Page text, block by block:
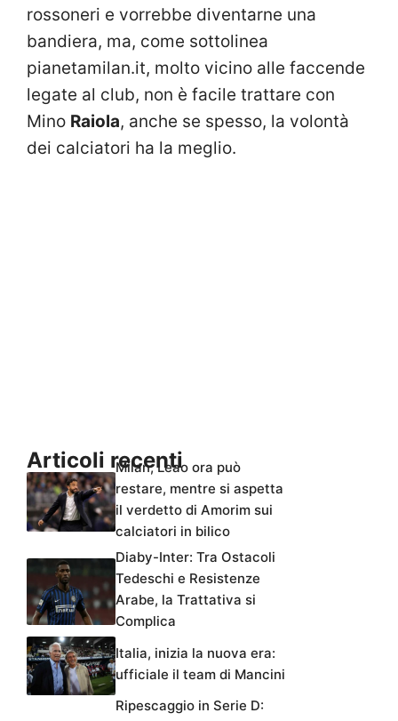
rossoneri e vorrebbe diventarne una
bandiera, ma, come sottolinea
pianetamilan.it, molto vicino alle faccende
legate al club, non è facile trattare con
Mino Raiola, anche se spesso, la volontà
dei calciatori ha la meglio.
Articoli recenti
Milan, Leao ora può
restare, mentre si aspetta
il verdetto di Amorim sui
calciatori in bilico
Diaby-Inter: Tra Ostacoli
Tedeschi e Resistenze
Arabe, la Trattativa si
Complica
Italia, inizia la nuova era:
ufficiale il team di Mancini
Ripescaggio in Serie D: